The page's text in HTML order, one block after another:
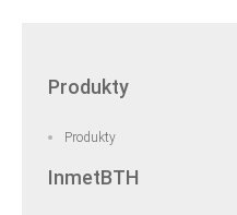
Produkty
Produkty
InmetBTH